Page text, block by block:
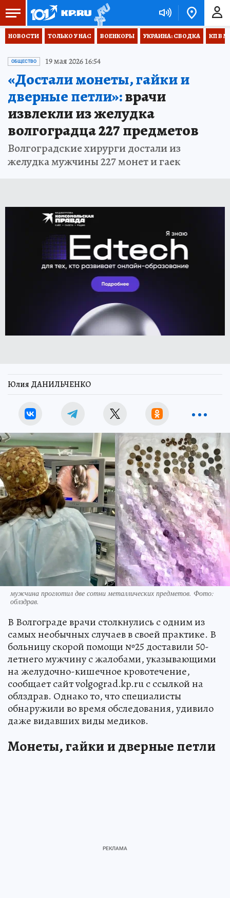
НОВОСТИ ТОЛЬКО У НАС ВОЕНКОРЫ УКРАИНА: СВОДКА КП В
ОБЩЕСТВО 19 мая 2026 16:54
«Достали монеты, гайки и
дверные петли»:врачи
извлекли из желудка
волгоградца 227 предметов
Волгоградские хирурги достали из
желудка мужчины 227 монет и гаек
Юлия ДАНИЛЬЧЕНКО
мужчина проглотил две сотни металлических предметов. Фото:
облздрав.
В Волгограде врачи столкнулись с одним из
самых необычных случаев в своей практике. В
больницу скорой помощи №25 доставили 50-
летнего мужчину с жалобами, указывающими
на желудочно-кишечное кровотечение,
сообщает сайт volgograd.kp.ru с ссылкой на
облздрав. Однако то, что специалисты
обнаружили во время обследования, удивило
даже видавших виды медиков.
Монеты, гайки и дверные петли